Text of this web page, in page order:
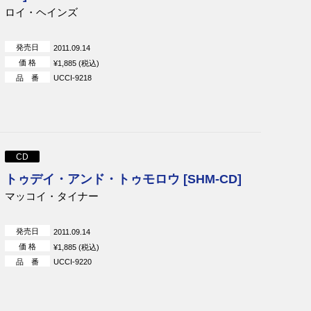
ロイ・ヘインズ
発売日
2011.09.14
価 格
¥1,885 (税込)
品 番
UCCI-9218
CD
トゥデイ・アンド・トゥモロウ [SHM-CD]
マッコイ・タイナー
発売日
2011.09.14
価 格
¥1,885 (税込)
品 番
UCCI-9220